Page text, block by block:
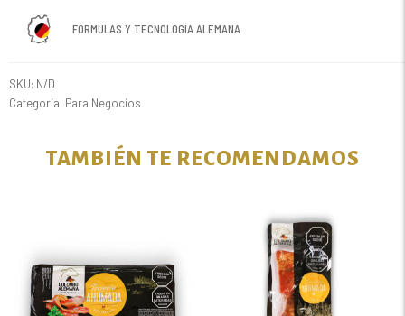
FÓRMULAS Y TECNOLOGÍA ALEMANA
SKU: N/D
Categoría: Para Negocios
TAMBIÉN TE RECOMENDAMOS